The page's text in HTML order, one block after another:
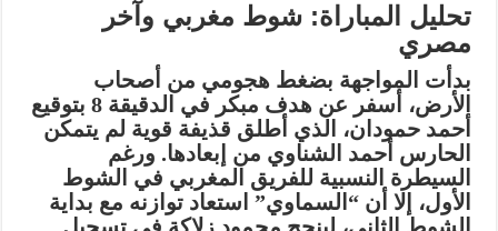
تحليل المباراة: شوط مغربي وآخر
مصري
بدأت المواجهة بضغط هجومي من أصحاب
الأرض، أسفر عن هدف مبكر في الدقيقة 8 بتوقيع
أحمد حمودان، الذي أطلق قذيفة قوية لم يتمكن
الحارس أحمد الشناوي من إبعادها. ورغم
السيطرة النسبية للفريق المغربي في الشوط
الأول، إلا أن “السماوي” استعاد توازنه مع بداية